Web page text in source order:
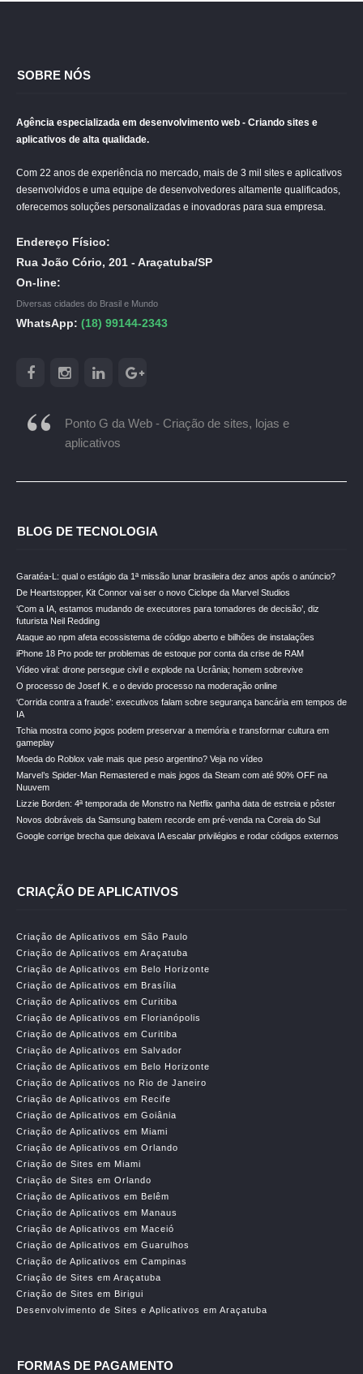
SOBRE NÓS
Agência especializada em desenvolvimento web - Criando sites e
aplicativos de alta qualidade.
Com 22 anos de experiência no mercado, mais de 3 mil sites e aplicativos
desenvolvidos e uma equipe de desenvolvedores altamente qualificados,
oferecemos soluções personalizadas e inovadoras para sua empresa.
Endereço Físico:
Rua João Cório, 201 - Araçatuba/SP
On-line:
Diversas cidades do Brasil e Mundo
WhatsApp: (18) 99144-2343
Ponto G da Web - Criação de sites, lojas e
aplicativos
BLOG DE TECNOLOGIA
Garatéa-L: qual o estágio da 1ª missão lunar brasileira dez anos após o anúncio?
De Heartstopper, Kit Connor vai ser o novo Ciclope da Marvel Studios
‘Com a IA, estamos mudando de executores para tomadores de decisão’, diz
futurista Neil Redding
Ataque ao npm afeta ecossistema de código aberto e bilhões de instalações
iPhone 18 Pro pode ter problemas de estoque por conta da crise de RAM
Vídeo viral: drone persegue civil e explode na Ucrânia; homem sobrevive
O processo de Josef K. e o devido processo na moderação online
‘Corrida contra a fraude’: executivos falam sobre segurança bancária em tempos de
IA
Tchia mostra como jogos podem preservar a memória e transformar cultura em
gameplay
Moeda do Roblox vale mais que peso argentino? Veja no vídeo
Marvel’s Spider-Man Remastered e mais jogos da Steam com até 90% OFF na
Nuuvem
Lizzie Borden: 4ª temporada de Monstro na Netflix ganha data de estreia e pôster
Novos dobráveis da Samsung batem recorde em pré-venda na Coreia do Sul
Google corrige brecha que deixava IA escalar privilégios e rodar códigos externos
CRIAÇÃO DE APLICATIVOS
Criação de Aplicativos em São Paulo
Criação de Aplicativos em Araçatuba
Criação de Aplicativos em Belo Horizonte
Criação de Aplicativos em Brasília
Criação de Aplicativos em Curitiba
Criação de Aplicativos em Florianópolis
Criação de Aplicativos em Curitiba
Criação de Aplicativos em Salvador
Criação de Aplicativos em Belo Horizonte
Criação de Aplicativos no Rio de Janeiro
Criação de Aplicativos em Recife
Criação de Aplicativos em Goiânia
Criação de Aplicativos em Miami
Criação de Aplicativos em Orlando
Criação de Sites em Miami
Criação de Sites em Orlando
Criação de Aplicativos em Belêm
Criação de Aplicativos em Manaus
Criação de Aplicativos em Maceió
Criação de Aplicativos em Guarulhos
Criação de Aplicativos em Campinas
Criação de Sites em Araçatuba
Criação de Sites em Birigui
Desenvolvimento de Sites e Aplicativos em Araçatuba
FORMAS DE PAGAMENTO